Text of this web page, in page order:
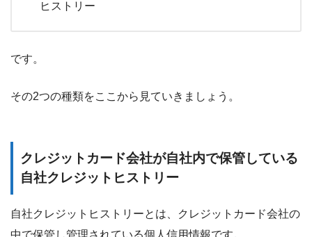
ヒストリー
です。
その2つの種類をここから見ていきましょう。
クレジットカード会社が自社内で保管している
自社クレジットヒストリー
自社クレジットヒストリーとは、クレジットカード会社の